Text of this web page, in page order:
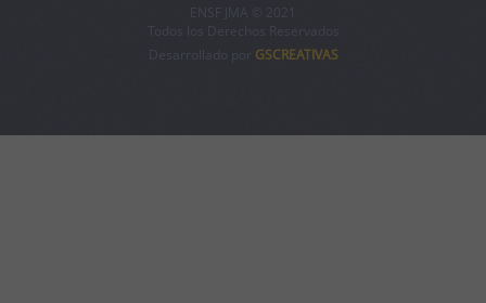
ENSF JMA © 2021
Todos los Derechos Reservados
Desarrollado por GSCREATIVAS